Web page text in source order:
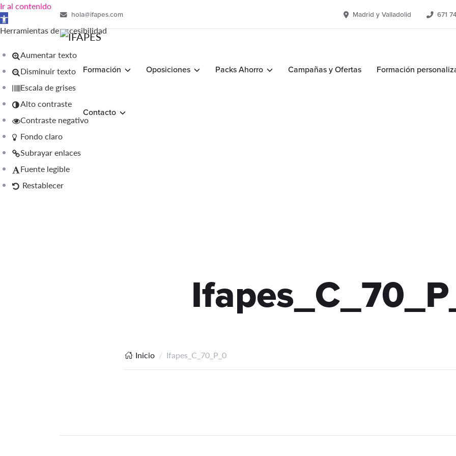
Ir al contenido
Abrir barra de herramientas
Herramientas de accesibilidad
Aumentar texto
Disminuir texto
Escala de grises
Alto contraste
Contraste negativo
Fondo claro
Subrayar enlaces
Fuente legible
Restablecer
hola@ifapes.com Madrid y Valladolid 671
Formación Oposiciones Packs Ahorro Campañas y Ofertas Formación
Contacto
Inicio Ifapes_C_70_P_0